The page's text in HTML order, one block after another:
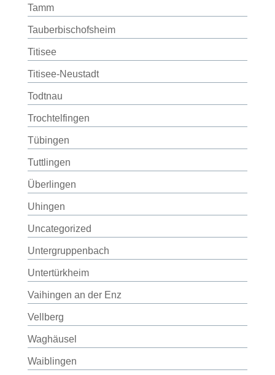
Tamm
Tauberbischofsheim
Titisee
Titisee-Neustadt
Todtnau
Trochtelfingen
Tübingen
Tuttlingen
Überlingen
Uhingen
Uncategorized
Untergruppenbach
Untertürkheim
Vaihingen an der Enz
Vellberg
Waghäusel
Waiblingen